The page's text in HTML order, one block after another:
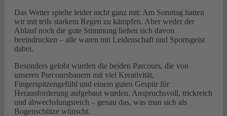
Das Wetter spielte leider nicht ganz mit: Am Sonntag hatten
wir mit teils starkem Regen zu kämpfen. Aber weder der
Ablauf noch die gute Stimmung ließen sich davon
beeindrucken – alle waren mit Leidenschaft und Sportsgeist
dabei.
Besonders gelobt wurden die beiden Parcours, die von
unseren Parcoursbauern mit viel Kreativität,
Fingerspitzengefühl und einem guten Gespür für
Herausforderung aufgebaut wurden. Anspruchsvoll, trickreich
und abwechslungsreich – genau das, was man sich als
Bogenschütze wünscht.